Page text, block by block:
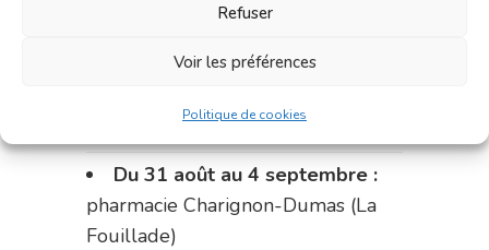
Refuser
Voir les préférences
Politique de cookies
du 21 au 28 août :
Dupont (place de la République)
Bonnemaire (rue Saint-Jacques)
Du 31 août au 4 septembre :
pharmacie Charignon-Dumas (La
Fouillade)